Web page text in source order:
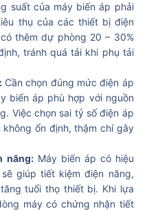
suất của máy biến áp phải
thụ của các thiết bị điện
thêm dự phòng 20 – 30%
tránh quá tải khi phụ tải
Cần chọn đúng mức điện áp
biến áp phù hợp với nguồn
Việc chọn sai tỷ số điện áp
ổn định, thậm chí gây
năng:Máy biến áp có hiệu
giúp tiết kiệm điện năng,
tuổi thọ thiết bị. Khi lựa
máy có chứng nhận tiết